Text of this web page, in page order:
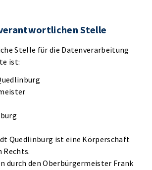
Stelle
Stelle für die Datenverarbeitung
ist:
Quedlinburg ist eine Körperschaft
Rechts.
durch den Oberbürgermeister Frank